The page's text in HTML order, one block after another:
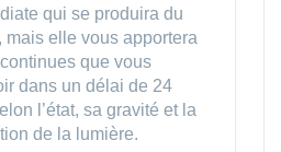
qui se produira du
mais elle vous apportera
que vous
dans un délai de 24
l’état, sa gravité et la
de la lumière.